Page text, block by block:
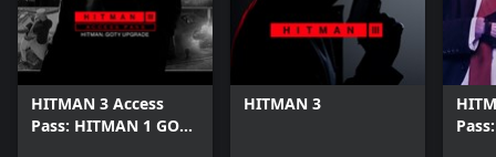
HITMAN 3 Access
Pass: HITMAN 1 GOTY
HITMAN 3